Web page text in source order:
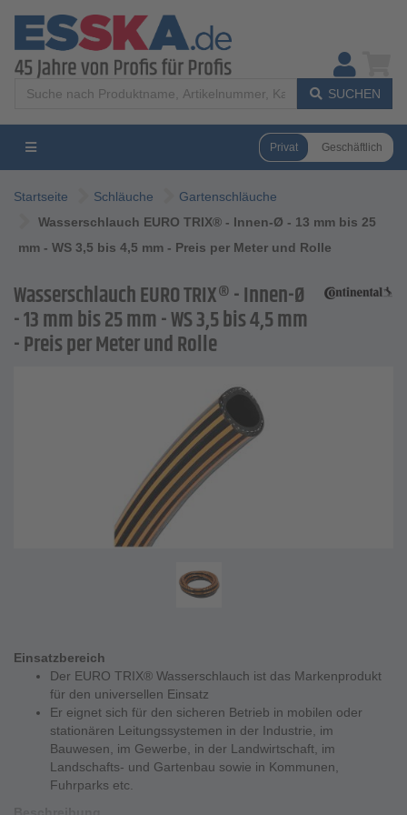
SUCHEN
Privat Geschäftlich
Startseite Schläuche
Gartenschläuche
Wasserschlauch EURO TRIX® - Innen-Ø - 13 mm bis 25
mm - WS 3,5 bis 4,5 mm - Preis per Meter und Rolle
Wasserschlauch EURO TRIX® - Innen-Ø
- 13 mm bis 25 mm - WS 3,5 bis 4,5 mm
- Preis per Meter und Rolle
Einsatzbereich
Der EURO TRIX® Wasserschlauch ist das Markenprodukt
für den universellen Einsatz
Er eignet sich für den sicheren Betrieb in mobilen oder
stationären Leitungssystemen in der Industrie, im
Bauwesen, im Gewerbe, in der Landwirtschaft, im
Landschafts- und Gartenbau sowie in Kommunen,
Fuhrparks etc.